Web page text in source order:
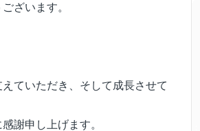
ざいます。
ていただき、そして成長させて
謝申し上げます。